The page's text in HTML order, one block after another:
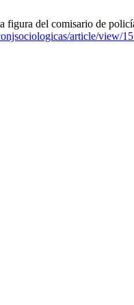
figura del comisario de
article/view/